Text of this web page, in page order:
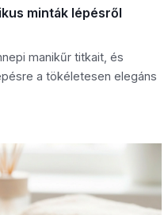
minták lépésről
manikűr titkait, és
a tökéletesen elegáns